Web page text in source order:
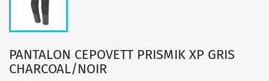
PANTALON CEPOVETT PRISMIK XP GRIS
CHARCOAL/NOIR